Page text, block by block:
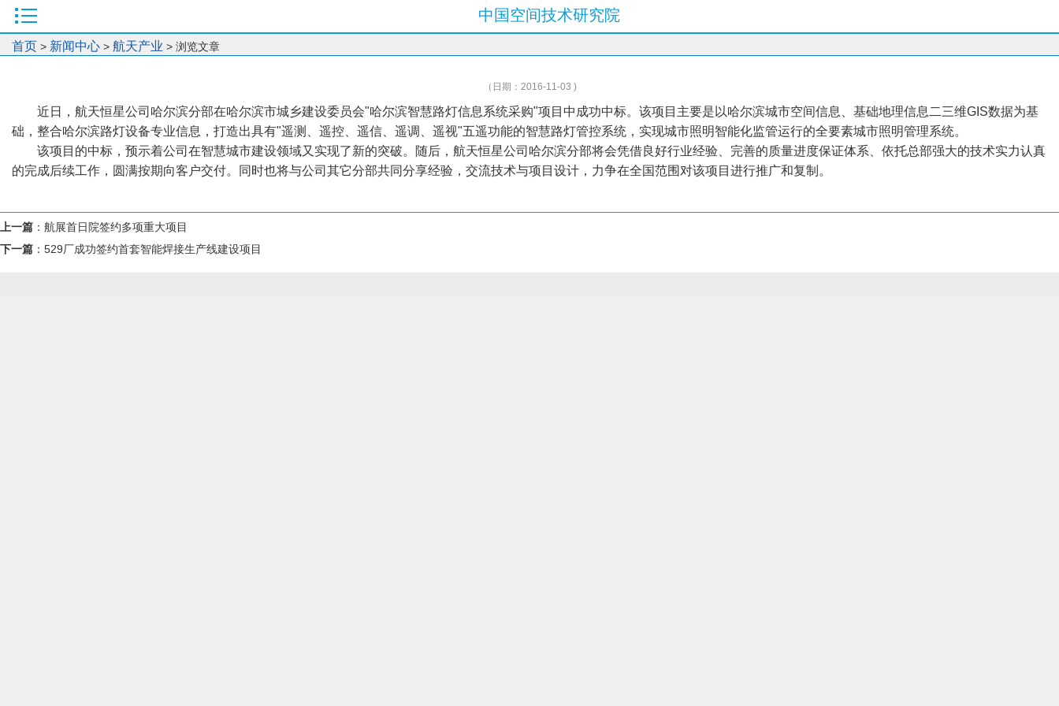
中国空间技术研究院
首页 > 新闻中心 > 航天产业 > 浏览文章
（日期：2016-11-03 )
近日，航天恒星公司哈尔滨分部在哈尔滨市城乡建设委员会"哈尔滨智慧路灯信息系统采购"项目中成功中标。该项目主要是以哈尔滨城市空间信息、基础地理信息二三维GIS数据为基
础，整合哈尔滨路灯设备专业信息，打造出具有"遥测、遥控、遥信、遥调、遥视"五遥功能的智慧路灯管控系统，实现城市照明智能化监管运行的全要素城市照明管理系统。
该项目的中标，预示着公司在智慧城市建设领域又实现了新的突破。随后，航天恒星公司哈尔滨分部将会凭借良好行业经验、完善的质量进度保证体系、依托总部强大的技术实力认真
的完成后续工作，圆满按期向客户交付。同时也将与公司其它分部共同分享经验，交流技术与项目设计，力争在全国范围对该项目进行推广和复制。
上一篇 ： 航展首日院签约多项重大项目
下一篇 ： 529厂成功签约首套智能焊接生产线建设项目